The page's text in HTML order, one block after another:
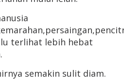
terlihat lebih hebat
semakin sulit diam.